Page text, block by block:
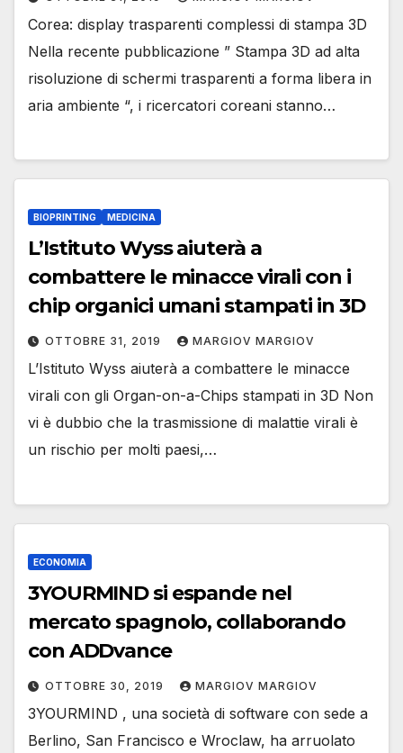
Corea: display trasparenti complessi di stampa 3D
Nella recente pubblicazione ” Stampa 3D ad alta
risoluzione di schermi trasparenti a forma libera in
aria ambiente “, i ricercatori coreani stanno…
BIOPRINTING MEDICINA
L’Istituto Wyss aiuterà a
combattere le minacce virali con i
chip organici umani stampati in 3D
OTTOBRE 31, 2019 MARGIOV MARGIOV
L’Istituto Wyss aiuterà a combattere le minacce
virali con gli Organ-on-a-Chips stampati in 3D Non
vi è dubbio che la trasmissione di malattie virali è
un rischio per molti paesi,…
ECONOMIA
3YOURMIND si espande nel
mercato spagnolo, collaborando
con ADDvance
OTTOBRE 30, 2019 MARGIOV MARGIOV
3YOURMIND , una società di software con sede a
Berlino, San Francisco e Wroclaw, ha arruolato